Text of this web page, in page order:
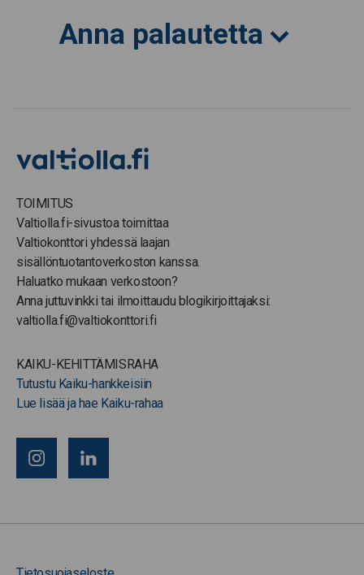
Anna palautetta
TOIMITUS
Valtiolla.fi-sivustoa toimittaa
Valtiokonttori yhdessä laajan
sisällöntuotantoverkoston kanssa.
Haluatko mukaan verkostoon?
Anna juttuvinkki tai ilmoittaudu blogikirjoittajaksi:
valtiolla.fi@valtiokonttori.fi
KAIKU-KEHITTÄMISRAHA
Tutustu Kaiku-hankkeisiin
Lue lisää ja hae Kaiku-rahaa